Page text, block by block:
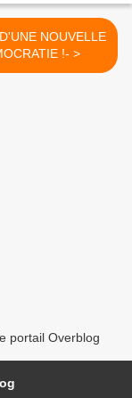
NOUVELLE
DEMOCRATIE !- >
portail Overblog